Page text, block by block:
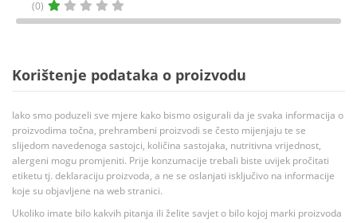
(0)
Korištenje podataka o proizvodu
Iako smo poduzeli sve mjere kako bismo osigurali da je svaka informacija o
proizvodima točna, prehrambeni proizvodi se često mijenjaju te se
slijedom navedenoga sastojci, količina sastojaka, nutritivna vrijednost,
alergeni mogu promjeniti. Prije konzumacije trebali biste uvijek pročitati
etiketu tj. deklaraciju proizvoda, a ne se oslanjati isključivo na informacije
koje su objavljene na web stranici.
Ukoliko imate bilo kakvih pitanja ili želite savjet o bilo kojoj marki proizvoda